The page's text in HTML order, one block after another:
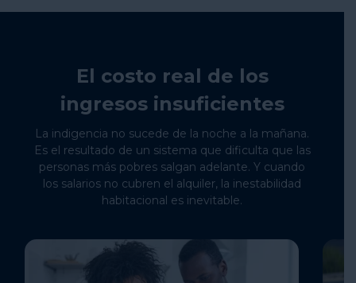
El costo real de los
ingresos insuficientes
La indigencia no sucede de la noche a la mañana.
Es el resultado de un sistema que dificulta que las
personas más pobres salgan adelante. Y cuando
los salarios no cubren el alquiler, la inestabilidad
habitacional es inevitable.